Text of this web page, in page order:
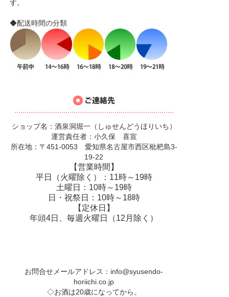
す。
◆配送時間の分類
ショップ名：酒泉洞堀一（しゅせんどうほりいち）
運営責任者：小久保 喜宣
所在地：〒451-0053 愛知県名古屋市西区枇杷島3-
19-22
【営業時間】
平日（火曜除く）：11時～19時
土曜日：10時～19時
日・祝祭日：10時～18時
【定休日】
年頭4日、毎週火曜日（12月除く）
お問合せメールアドレス： info@syusendo-
horiichi.co.jp
◇お酒は20歳になってから。